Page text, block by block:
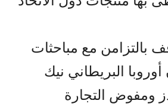
بالتزامن مع مباحثات
البريطاني نيك
ومفوض التجارة